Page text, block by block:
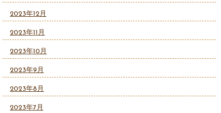
2023年12月
2023年11月
2023年10月
2023年9月
2023年8月
2023年7月